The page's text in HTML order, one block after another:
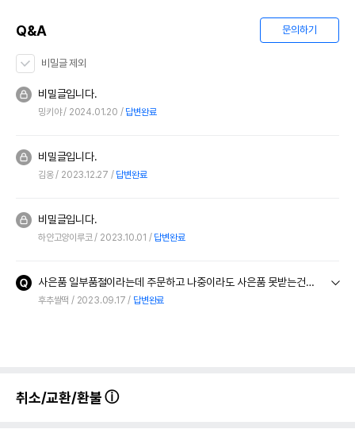
Q&A 문의하기
비밀글 제외
비밀글입니다.
밍키야 2024.01.20 답변완료
비밀글입니다.
김옹 2023.12.27 답변완료
비밀글입니다.
하얀고양이루코 2023.10.01 답변완료
사은품 일부품절이라는데 주문하고 나중이라도 사은품 못받는건가요
후추쌀떡 2023.09.17 답변완료
취소/교환/환불